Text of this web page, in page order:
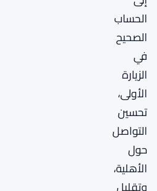
الحساب
الصحيح
في
الزيارة
الأولى،
تحسين
التواصل
حول
الأهلية،
وتقليل